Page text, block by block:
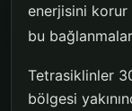
enerjisini
bu
Tetrasiklinler
bölgesi